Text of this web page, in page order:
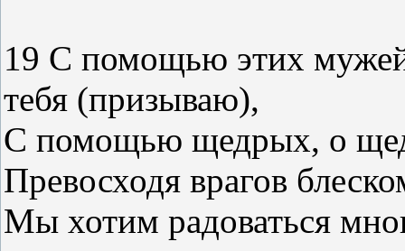
19 С помощью этих
тебя (призываю),
С помощью щедрых, о
Превосходя врагов
Мы хотим радоваться